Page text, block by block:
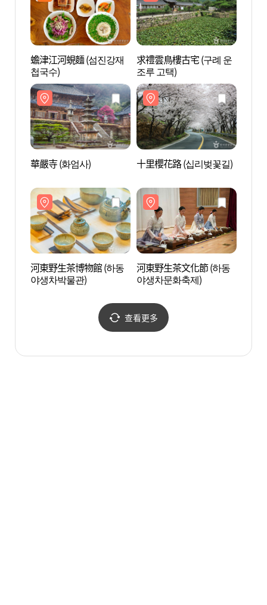
蟾津江河蜆麵 (섬진강재
첩국수)
求禮雲鳥樓古宅 (구례 운
조루 고택)
華嚴寺 (화엄사) 十里櫻花路 (십리벚꽃길)
河東野生茶博物館 (하동
야생차박물관)
河東野生茶文化節 (하동
야생차문화축제)
查看更多